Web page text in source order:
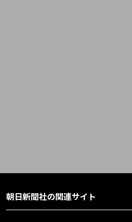
朝日新聞社の関連サイト